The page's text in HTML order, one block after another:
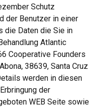
Schutz
der Benutzer in einer
die Daten die Sie in
Atlantic
Cooperative Founders
38639, Santa Cruz
werden in diesen
der
WEB Seite sowie